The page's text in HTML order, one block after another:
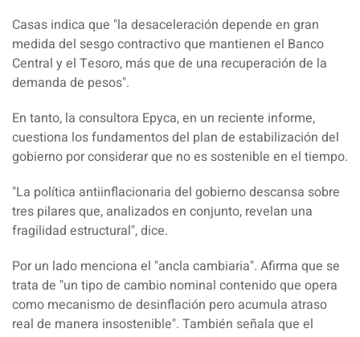
Casas indica que "la desaceleración depende en gran
medida del sesgo contractivo que mantienen el Banco
Central y el Tesoro, más que de una recuperación de la
demanda de pesos".
En tanto, la consultora Epyca, en un reciente informe,
cuestiona los fundamentos del plan de estabilización del
gobierno por considerar que no es sostenible en el tiempo.
"La política antiinflacionaria del gobierno descansa sobre
tres pilares que, analizados en conjunto, revelan una
fragilidad estructural", dice.
Por un lado menciona el "ancla cambiaria". Afirma que se
trata de "un tipo de cambio nominal contenido que opera
como mecanismo de desinflación pero acumula atraso
real de manera insostenible". También señala que el